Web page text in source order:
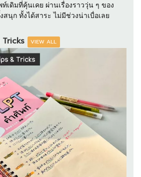
เดิมที่คุ้นเคย ผ่านเรื่องราววุ่น ๆ ของ
นุก ทั้งได้สาระ ไม่มีช่วงน่าเบื่อเลย
VIEW ALL